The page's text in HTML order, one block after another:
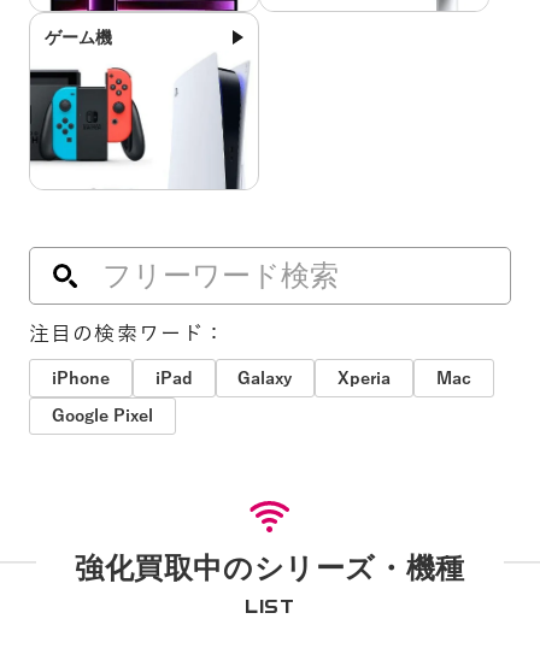
ゲーム機
注目の検索ワード：
iPhone iPad Galaxy Xperia
Mac
Google Pixel
強化買取中のシリーズ・機種
LIST